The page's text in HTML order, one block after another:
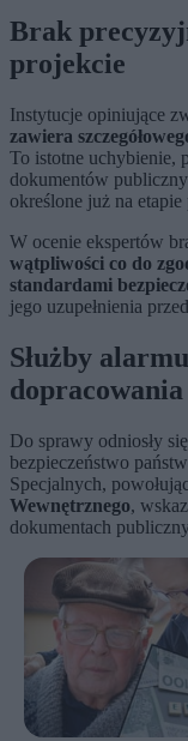
Brak
projekcie
Instytucje opiniujące
zawiera
To istotne uchybienie,
dokumentów
określone już na
W ocenie ekspertów
wątpliwości co do
standardami
jego uzupełnienia
Służby
dopracowania
Do sprawy odniosły
bezpieczeństwo
Specjalnych,
Wewnętrznego,
dokumentach